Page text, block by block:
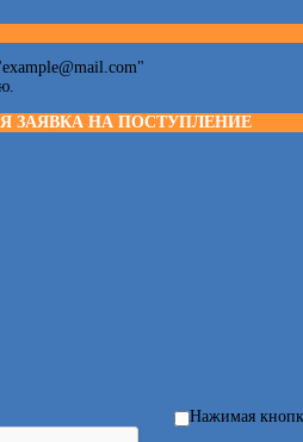
example@mail.com"
ЗАЯВКА НА ПОСТУПЛЕНИЕ
Нажимая